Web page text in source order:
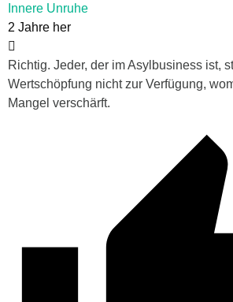
Innere Unruhe
2 Jahre her
Richtig. Jeder, der im Asylbusiness ist,
Wertschöpfung nicht zur Verfügung,
Mangel verschärft.